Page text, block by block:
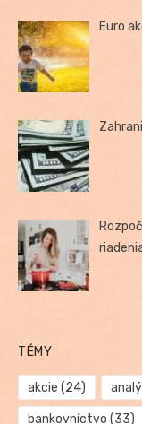
Euro
TÉMY
akcie (24)
bankovníctvo (33)